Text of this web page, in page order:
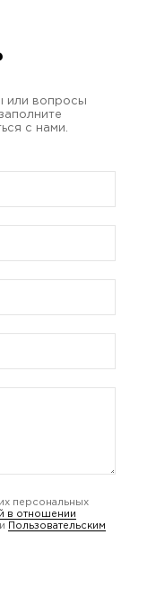
или вопросы
с нами.
персональных
в отношении
и
Пользовательским